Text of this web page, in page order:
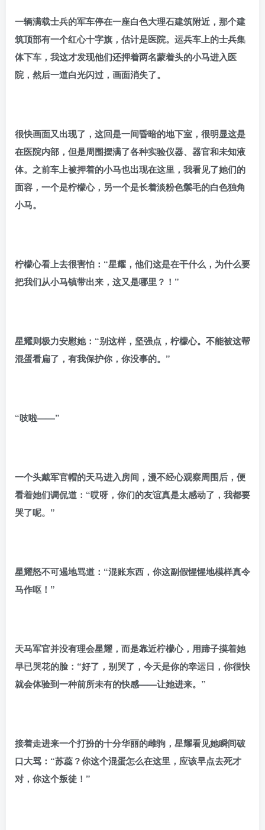
一辆满载士兵的军车停在一座白色大理石建筑附近，那个建
筑顶部有一个红心十字旗，估计是医院。运兵车上的士兵集
体下车，我这才发现他们还押着两名蒙着头的小马进入医
院，然后一道白光闪过，画面消失了。
很快画面又出现了，这回是一间昏暗的地下室，很明显这是
在医院内部，但是周围摆满了各种实验仪器、器官和未知液
体。之前车上被押着的小马也出现在这里，我看见了她们的
面容，一个是柠檬心，另一个是长着淡粉色鬃毛的白色独角
小马。
柠檬心看上去很害怕：“星耀，他们这是在干什么，为什么要
把我们从小马镇带出来，这又是哪里？！”
星耀则极力安慰她：“别这样，坚强点，柠檬心。不能被这帮
混蛋看扁了，有我保护你，你没事的。”
“吱啦——”
一个头戴军官帽的天马进入房间，漫不经心观察周围后，便
看着她们调侃道：“哎呀，你们的友谊真是太感动了，我都要
哭了呢。”
星耀怒不可遏地骂道：“混账东西，你这副假惺惺地模样真令
马作呕！”
天马军官并没有理会星耀，而是靠近柠檬心，用蹄子摸着她
早已哭花的脸：“好了，别哭了，今天是你的幸运日，你很快
就会体验到一种前所未有的快感——让她进来。”
接着走进来一个打扮的十分华丽的雌驹，星耀看见她瞬间破
口大骂：“苏蕊？你这个混蛋怎么在这里，应该早点去死才
对，你这个叛徒！”